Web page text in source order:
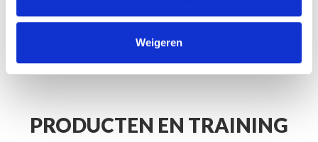
Weigeren
NL@VDO.COM
PRODUCTEN EN TRAINING